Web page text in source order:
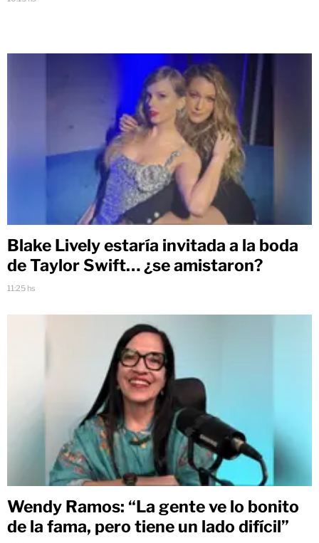
Blake Lively estaría invitada a la boda
de Taylor Swift… ¿se amistaron?
11:25 hs
Wendy Ramos: “La gente ve lo bonito
de la fama, pero tiene un lado difícil”